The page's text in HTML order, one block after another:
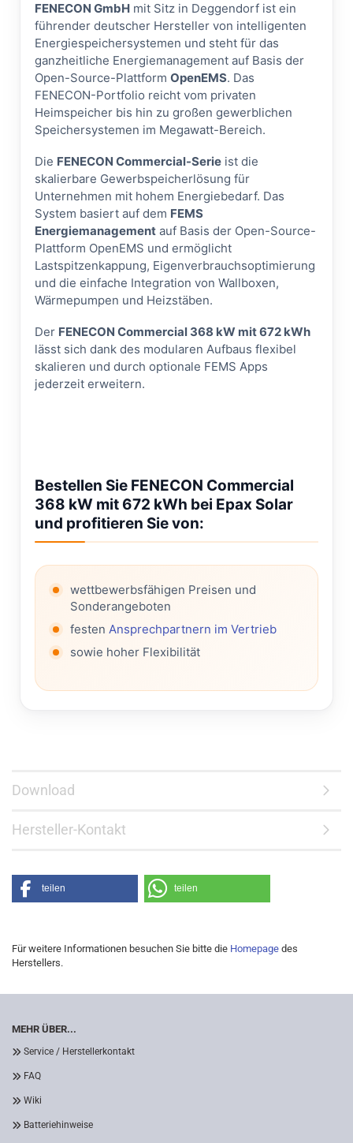
FENECON GmbH mit Sitz in Deggendorf ist ein
führender deutscher Hersteller von intelligenten
Energiespeichersystemen und steht für das
ganzheitliche Energiemanagement auf Basis der
Open-Source-Plattform OpenEMS. Das
FENECON-Portfolio reicht vom privaten
Heimspeicher bis hin zu großen gewerblichen
Speichersystemen im Megawatt-Bereich.
Die FENECON Commercial-Serie ist die
skalierbare Gewerbspeicherlösung für
Unternehmen mit hohem Energiebedarf. Das
System basiert auf dem FEMS
Energiemanagement auf Basis der Open-Source-
Plattform OpenEMS und ermöglicht
Lastspitzenkappung, Eigenverbrauchsoptimierung
und die einfache Integration von Wallboxen,
Wärmepumpen und Heizstäben.
Der FENECON Commercial 368 kW mit 672 kWh
lässt sich dank des modularen Aufbaus flexibel
skalieren und durch optionale FEMS Apps
jederzeit erweitern.
Bestellen Sie FENECON Commercial
368 kW mit 672 kWh bei Epax Solar
und profitieren Sie von:
wettbewerbsfähigen Preisen und
Sonderangeboten
festen Ansprechpartnern im Vertrieb
sowie hoher Flexibilität
Download
Hersteller-Kontakt
teilen teilen
Für weitere Informationen besuchen Sie bitte die Homepage des
Herstellers.
MEHR ÜBER...
Service / Herstellerkontakt
FAQ
Wiki
Batteriehinweise